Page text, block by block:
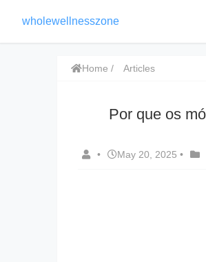
wholewellnesszone
Home Articles
Por que os
• May 20, 2025 •